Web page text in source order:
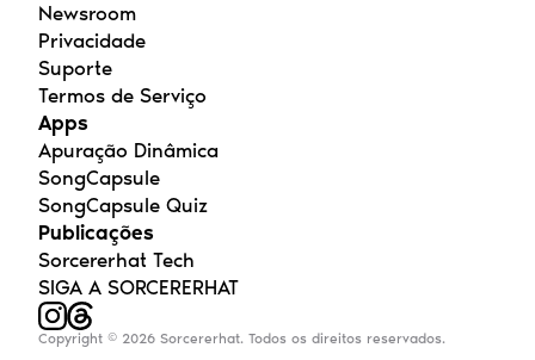
Newsroom
Privacidade
Suporte
Termos de Serviço
Apps
Apuração Dinâmica
SongCapsule
SongCapsule Quiz
Publicações
Sorcererhat Tech
SIGA A SORCERERHAT
Copyright © 2026 Sorcererhat. Todos os direitos reservados.